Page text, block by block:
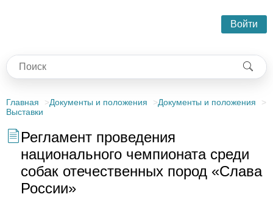
Войти
Главная Документы и положения
Документы и положения
Выставки
Регламент проведения
национального чемпионата среди
собак отечественных пород «Слава
России»